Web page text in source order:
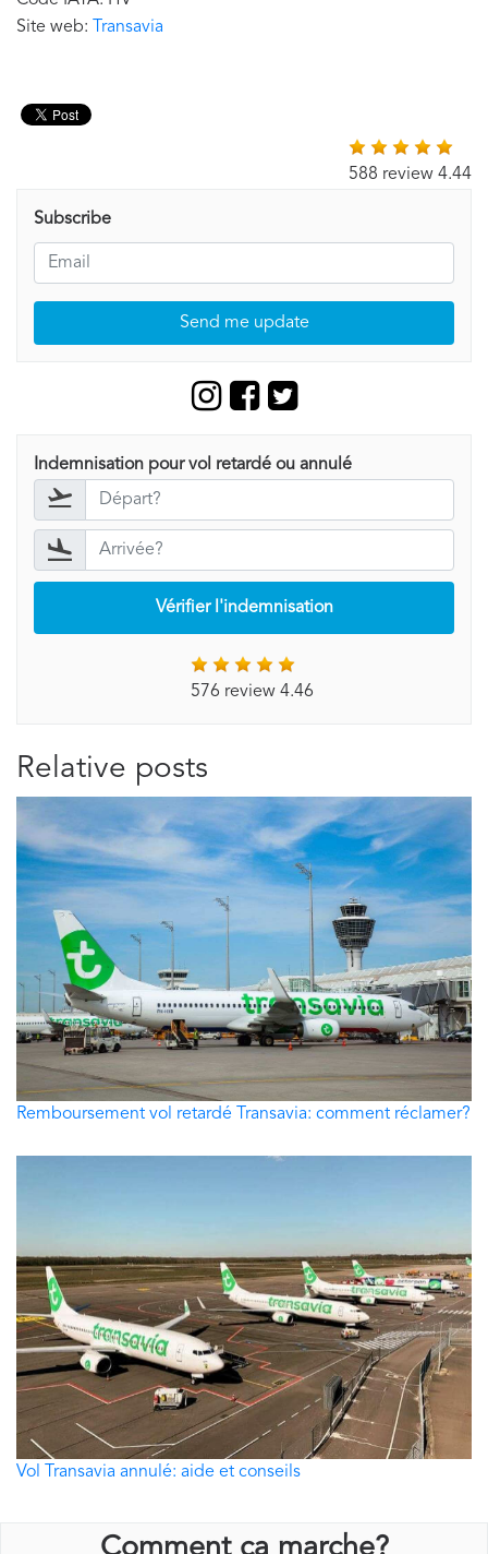
Site web:
Transavia
588 review 4.44
Subscribe
Send me update
Indemnisation pour vol retardé ou annulé
Vérifier l'indemnisation
576 review 4.46
Relative posts
Remboursement vol retardé Transavia: comment réclamer?
Vol Transavia annulé: aide et conseils